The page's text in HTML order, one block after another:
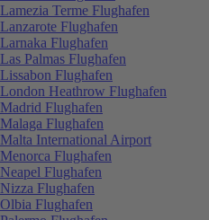
Lamezia Terme Flughafen
Lanzarote Flughafen
Larnaka Flughafen
Las Palmas Flughafen
Lissabon Flughafen
London Heathrow Flughafen
Madrid Flughafen
Malaga Flughafen
Malta International Airport
Menorca Flughafen
Neapel Flughafen
Nizza Flughafen
Olbia Flughafen